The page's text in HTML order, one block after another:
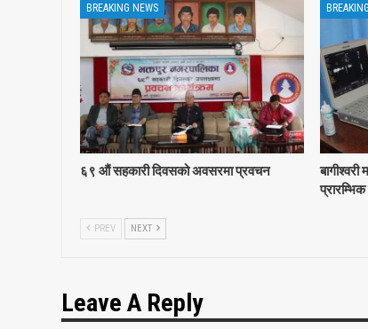
BREAKING NEWS
६९ ‍औं सहकारी दिवसको अवसरमा प्रवचन
PREV NEXT
Leave A Reply